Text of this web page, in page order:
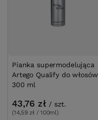
Pianka supermodelująca
Artego Qualify do włosów
300 ml
43,76 zł / szt.
(14,59 zł / 100ml)